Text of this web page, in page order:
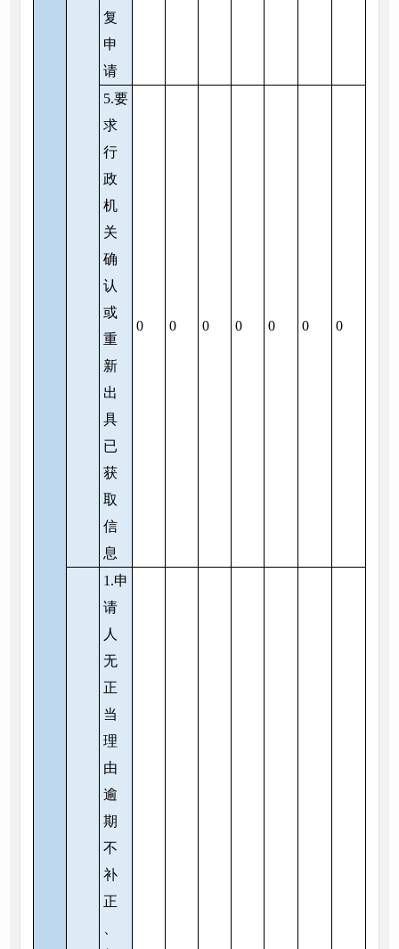
复
申
请
5.要
求
行
政
机
关
确
认
或
重
新
出
具
已
获
取
信
息
0 0 0 0 0 0 0
1.申
请
人
无
正
当
理
由
逾
期
不
补
正